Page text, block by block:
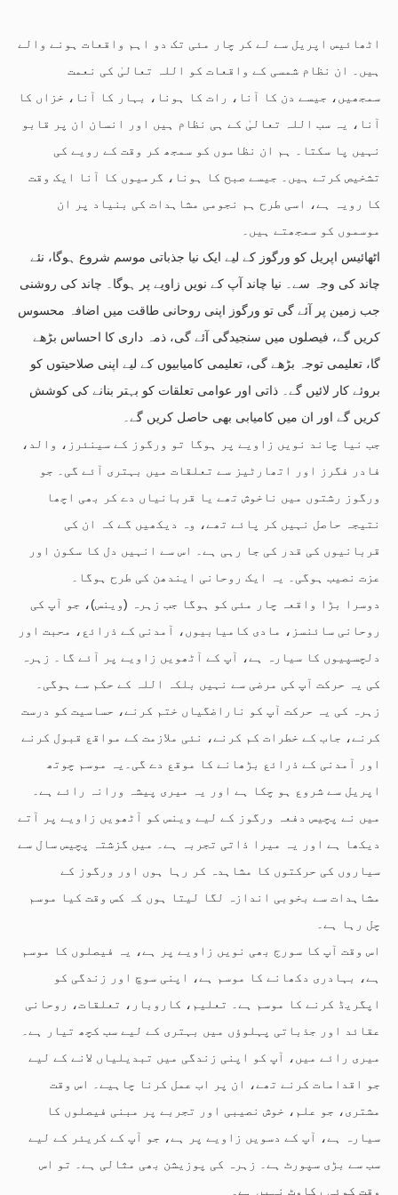
اٹھائیس اپریل سے لے کر چار مئی تک دو اہم واقعات ہونے والے
ہیں۔ ان نظام شمسی کے واقعات کو اللہ تعالیٰ کی نعمت
سمجھیں، جیسے دن کا آنا، رات کا ہونا، بہار کا آنا، خزاں کا
آنا، یہ سب اللہ تعالیٰ کے ہی نظام ہیں اور انسان ان پر قابو
نہیں پا سکتا۔ ہم ان نظاموں کو سمجھ کر وقت کے رویے کی
تشخیص کرتے ہیں۔ جیسے صبح کا ہونا، گرمیوں کا آنا ایک وقت
کا رویہ ہے، اسی طرح ہم نجومی مشاہدات کی بنیاد پر ان
موسموں کو سمجھتے ہیں۔
اٹھائیس اپریل کو ورگوز کے لیے ایک نیا جذباتی موسم شروع ہوگا، نئے
چاند کی وجہ سے۔ نیا چاند آپ کے نویں زاویے پر ہوگا۔ چاند کی روشنی
جب زمین پر آئے گی تو ورگوز اپنی روحانی طاقت میں اضافہ محسوس
کریں گے، فیصلوں میں سنجیدگی آئے گی، ذمہ داری کا احساس بڑھے
گا، تعلیمی توجہ بڑھے گی، تعلیمی کامیابیوں کے لیے اپنی صلاحیتوں کو
بروئے کار لائیں گے۔ ذاتی اور عوامی تعلقات کو بہتر بنانے کی کوشش
کریں گے اور ان میں کامیابی بھی حاصل کریں گے۔
جب نیا چاند نویں زاویے پر ہوگا تو ورگوز کے سینئرز، والد،
فادر فگرز اور اتھارٹیز سے تعلقات میں بہتری آئے گی۔ جو
ورگوز رشتوں میں ناخوش تھے یا قربانیاں دے کر بھی اچھا
نتیجہ حاصل نہیں کر پائے تھے، وہ دیکھیں گے کہ ان کی
قربانیوں کی قدر کی جا رہی ہے۔ اس سے انہیں دل کا سکون اور
عزت نصیب ہوگی۔ یہ ایک روحانی ایندھن کی طرح ہوگا۔
دوسرا بڑا واقعہ چار مئی کو ہوگا جب زہرہ (وینس)، جو آپ کی
روحانی سائنسز، مادی کامیابیوں، آمدنی کے ذرائع، محبت اور
دلچسپیوں کا سیارہ ہے، آپ کے آٹھویں زاویے پر آئے گا۔ زہرہ
کی یہ حرکت آپ کی مرضی سے نہیں بلکہ اللہ کے حکم سے ہوگی۔
زہرہ کی یہ حرکت آپ کو ناراضگیاں ختم کرنے، حساسیت کو درست
کرنے، جاب کے خطرات کم کرنے، نئی ملازمت کے مواقع قبول کرنے
اور آمدنی کے ذرائع بڑھانے کا موقع دے گی۔یہ موسم چوتھ
اپریل سے شروع ہو چکا ہے اور یہ میری پیشہ ورانہ رائے ہے۔
میں نے پچیس دفعہ ورگوز کے لیے وینس کو آٹھویں زاویے پر آتے
دیکھا ہے اور یہ میرا ذاتی تجربہ ہے۔ میں گزشتہ پچیس سال سے
سیاروں کی حرکتوں کا مشاہدہ کر رہا ہوں اور ورگوز کے
مشاہدات سے بخوبی اندازہ لگا لیتا ہوں کہ کس وقت کیا موسم
چل رہا ہے۔
اس وقت آپ کا سورج بھی نویں زاویے پر ہے، یہ فیصلوں کا موسم
ہے، بہادری دکھانے کا موسم ہے، اپنی سوچ اور زندگی کو
اپگریڈ کرنے کا موسم ہے۔ تعلیم، کاروبار، تعلقات، روحانی
عقائد اور جذباتی پہلوؤں میں بہتری کے لیے سب کچھ تیار ہے۔
میری رائے میں، آپ کو اپنی زندگی میں تبدیلیاں لانے کے لیے
جو اقدامات کرنے تھے، ان پر اب عمل کرنا چاہیے۔ اس وقت
مشتری، جو علم، خوش نصیبی اور تجربے پر مبنی فیصلوں کا
سیارہ ہے، آپ کے دسویں زاویے پر ہے، جو آپ کے کریئر کے لیے
سب سے بڑی سپورٹ ہے۔ زہرہ کی پوزیشن بھی مثالی ہے۔ تو اس
وقت کوئی رکاوٹ نہیں ہے۔